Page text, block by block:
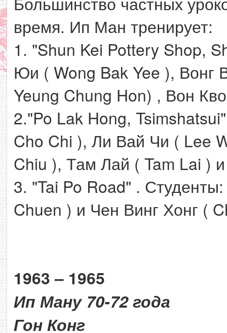
время. Ип Ман тренирует:
1. "Shun Kei Pottery Shop,
Юи ( Wong Bak Yee ), Вонг
Yeung Chung Hon) , Вон
2."Po Lak Hong,
Cho Chi ), Ли Вай Чи ( Lee
Chiu ), Там Лай ( Tam Lai )
3. "Tai Po Road" .
Chuen ) и Чен Винг Хонг (
1963 – 1965
Ип Ману 70-72 года
Гон Конг